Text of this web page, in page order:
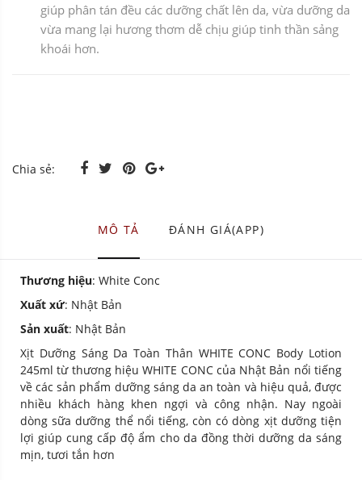
giúp phân tán đều các dưỡng chất lên da, vừa dưỡng da
vừa mang lại hương thơm dễ chịu giúp tinh thần sảng
khoái hơn.
Chia sẻ:
MÔ TẢ ĐÁNH GIÁ(APP)
Thương hiệu: White Conc
Xuất xứ: Nhật Bản
Sản xuất: Nhật Bản
Xịt Dưỡng Sáng Da Toàn Thân WHITE CONC Body Lotion
245ml từ thương hiệu WHITE CONC của Nhật Bản nổi tiếng
về các sản phẩm dưỡng sáng da an toàn và hiệu quả, được
nhiều khách hàng khen ngợi và công nhận. Nay ngoài
dòng sữa dưỡng thể nổi tiếng, còn có dòng xịt dưỡng tiện
lợi giúp cung cấp độ ẩm cho da đồng thời dưỡng da sáng
mịn, tươi tắn hơn